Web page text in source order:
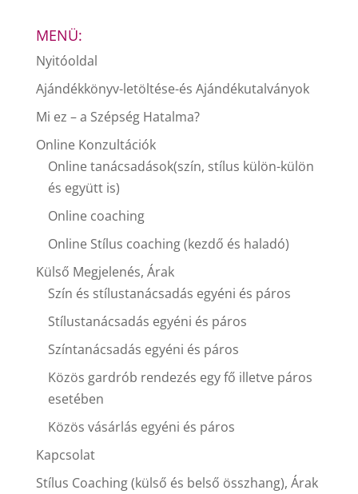
MENÜ:
Nyitóoldal
Ajándékkönyv-letöltése-és Ajándékutalványok
Mi ez – a Szépség Hatalma?
Online Konzultációk
Online tanácsadások(szín, stílus külön-külön
és együtt is)
Online coaching
Online Stílus coaching (kezdő és haladó)
Külső Megjelenés, Árak
Szín és stílustanácsadás egyéni és páros
Stílustanácsadás egyéni és páros
Színtanácsadás egyéni és páros
Közös gardrób rendezés egy fő illetve páros
esetében
Közös vásárlás egyéni és páros
Kapcsolat
Stílus Coaching (külső és belső összhang), Árak